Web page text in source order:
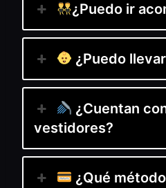
¿Puedo ir
¿Puedo
¿Cuentan
vestidores?
¿Qué